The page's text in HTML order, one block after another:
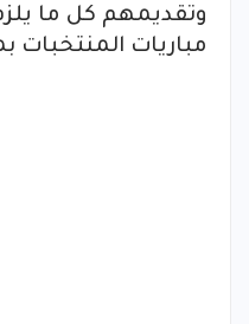
وتقديمهم كل ما
مباريات المنتخبات